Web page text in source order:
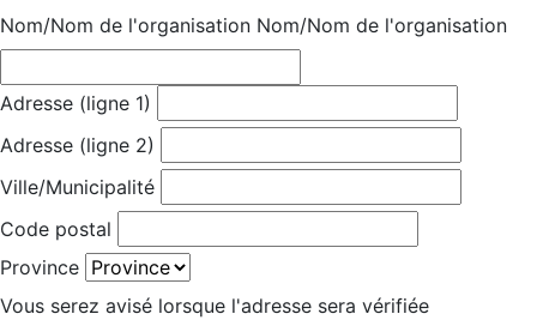
Nom/Nom de l'organisation Nom/Nom de l'organisation
Adresse (ligne 1)
Adresse (ligne 2)
Ville/Municipalité
Code postal
Province
Vous serez avisé lorsque l'adresse sera vérifiée